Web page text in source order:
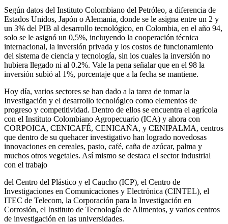
Según datos del Instituto Colombiano del Petróleo, a diferencia de
Estados Unidos, Japón o Alemania, donde se le asigna entre un 2 y
un 3% del PIB al desarrollo tecnológico, en Colombia, en el año 94,
solo se le asignó un 0,5%, incluyendo la cooperación técnica
internacional, la inversión privada y los costos de funcionamiento
del sistema de ciencia y tecnología, sin los cuales la inversión no
hubiera llegado ni al 0.2%. Vale la pena señalar que en el 98 la
inversión subió al 1%, porcentaje que a la fecha se mantiene.
Hoy día, varios sectores se han dado a la tarea de tomar la
Investigación y el desarrollo tecnológico como elementos de
progreso y competitividad. Dentro de ellos se encuentra el agrícola
con el Instituto Colombiano Agropecuario (ICA) y ahora con
CORPOICA, CENICAFÉ, CENICAÑA, y CENIPALMA, centros
que dentro de su quehacer investigativo han logrado novedosas
innovaciones en cereales, pasto, café, caña de azúcar, palma y
muchos otros vegetales. Así mismo se destaca el sector industrial
con el trabajo
del Centro del Plástico y el Caucho (ICP), el Centro de
Investigaciones en Comunicaciones y Electrónica (CINTEL), el
ITEC de Telecom, la Corporación para la Investigación en
Corrosión, el Instituto de Tecnología de Alimentos, y varios centros
de investigación en las universidades.